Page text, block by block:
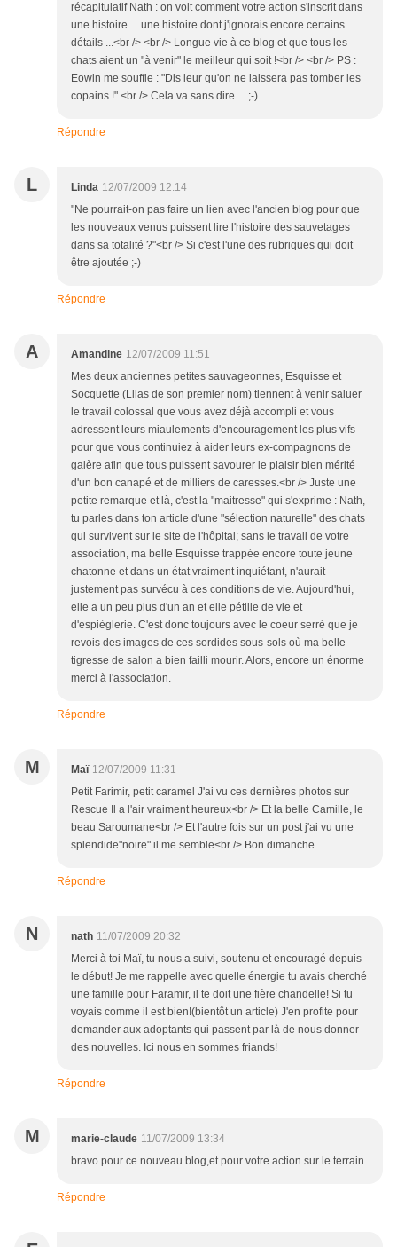
récapitulatif Nath : on voit comment votre action s'inscrit dans
une histoire ... une histoire dont j'ignorais encore certains
détails ...<br /> <br /> Longue vie à ce blog et que tous les
chats aient un "à venir" le meilleur qui soit !<br /> <br /> PS :
Eowin me souffle : "Dis leur qu'on ne laissera pas tomber les
copains !" <br /> Cela va sans dire ... ;-)
Répondre
L Linda 12/07/2009 12:14
"Ne pourrait-on pas faire un lien avec l'ancien blog pour que
les nouveaux venus puissent lire l'histoire des sauvetages
dans sa totalité ?"<br /> Si c'est l'une des rubriques qui doit
être ajoutée ;-)
Répondre
A Amandine 12/07/2009 11:51
Mes deux anciennes petites sauvageonnes, Esquisse et
Socquette (Lilas de son premier nom) tiennent à venir saluer
le travail colossal que vous avez déjà accompli et vous
adressent leurs miaulements d'encouragement les plus vifs
pour que vous continuiez à aider leurs ex-compagnons de
galère afin que tous puissent savourer le plaisir bien mérité
d'un bon canapé et de milliers de caresses.<br /> Juste une
petite remarque et là, c'est la "maitresse" qui s'exprime : Nath,
tu parles dans ton article d'une "sélection naturelle" des chats
qui survivent sur le site de l'hôpital; sans le travail de votre
association, ma belle Esquisse trappée encore toute jeune
chatonne et dans un état vraiment inquiétant, n'aurait
justement pas survécu à ces conditions de vie. Aujourd'hui,
elle a un peu plus d'un an et elle pétille de vie et
d'espièglerie. C'est donc toujours avec le coeur serré que je
revois des images de ces sordides sous-sols où ma belle
tigresse de salon a bien failli mourir. Alors, encore un énorme
merci à l'association.
Répondre
M Maï 12/07/2009 11:31
Petit Farimir, petit caramel J'ai vu ces dernières photos sur
Rescue Il a l'air vraiment heureux<br /> Et la belle Camille, le
beau Saroumane<br /> Et l'autre fois sur un post j'ai vu une
splendide"noire" il me semble<br /> Bon dimanche
Répondre
N nath 11/07/2009 20:32
Merci à toi Maï, tu nous a suivi, soutenu et encouragé depuis
le début! Je me rappelle avec quelle énergie tu avais cherché
une famille pour Faramir, il te doit une fière chandelle! Si tu
voyais comme il est bien!(bientôt un article) J'en profite pour
demander aux adoptants qui passent par là de nous donner
des nouvelles. Ici nous en sommes friands!
Répondre
M marie-claude 11/07/2009 13:34
bravo pour ce nouveau blog,et pour votre action sur le terrain.
Répondre